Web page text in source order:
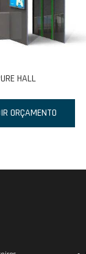
HALL
ORÇAMENTO